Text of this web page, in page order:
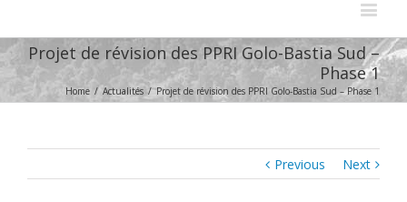
Projet de révision des PPRI Golo-Bastia Sud –
Phase 1
Home / Actualités / Projet de révision des PPRI Golo-Bastia Sud – Phase 1
Previous Next